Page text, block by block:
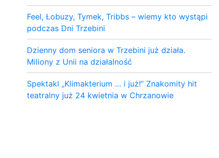
Feel, Łobuzy, Tymek, Tribbs – wiemy kto wystąpi
podczas Dni Trzebini
Dzienny dom seniora w Trzebini już działa.
Miliony z Unii na działalność
Spektakl „Klimakterium … i już!” Znakomity hit
teatralny już 24 kwietnia w Chrzanowie